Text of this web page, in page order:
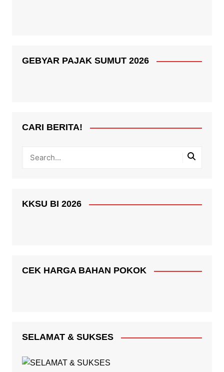
GEBYAR PAJAK SUMUT 2026
CARI BERITA!
KKSU BI 2026
CEK HARGA BAHAN POKOK
SELAMAT & SUKSES